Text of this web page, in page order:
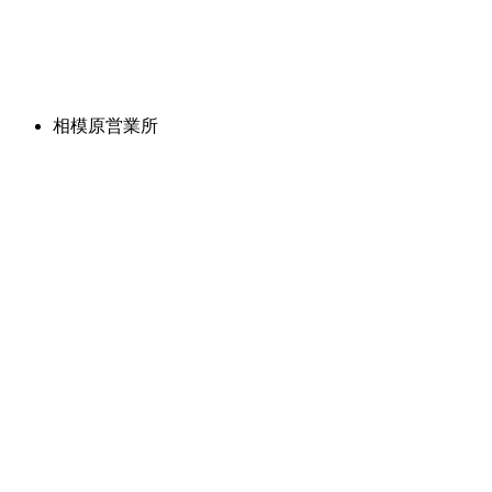
相模原営業所